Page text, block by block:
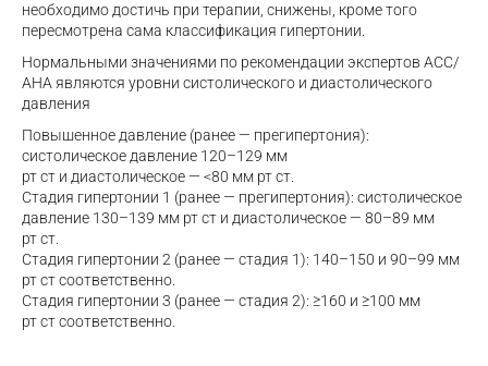
необходимо достичь при терапии, снижены, кроме того
пересмотрена сама классификация гипертонии.
Нормальными значениями по рекомендации экспертов АСС/
АНА являются уровни систолического и диастолического
давления
Повышенное давление (ранее — прегипертония):
систолическое давление 120–129 мм
рт ст и диастолическое — <80 мм рт ст.
Стадия гипертонии 1 (ранее — прегипертония): систолическое
давление 130–139 мм рт ст и диастолическое — 80–89 мм
рт ст.
Стадия гипертонии 2 (ранее — стадия 1): 140–150 и 90–99 мм
рт ст соответственно.
Стадия гипертонии 3 (ранее — стадия 2): ≥160 и ≥100 мм
рт ст соответственно.